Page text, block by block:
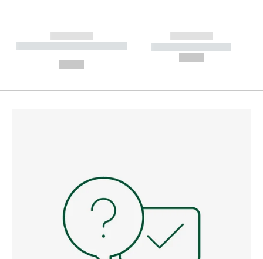
------------
----------- ----------- --------
------------
----------- -----------